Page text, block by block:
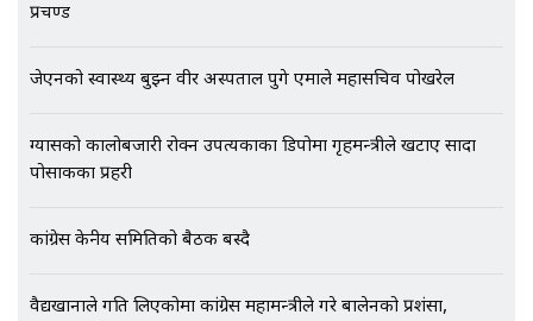
गायब || Everest Hospital
प्रचण्ड
जेएनको स्वास्थ्य बुझ्न वीर अस्पताल पुगे एमाले महासचिव पोखरेल
ग्यासको कालोबजारी रोक्न उपत्यकाका डिपोमा गृहमन्त्रीले खटाए सादा
पोसाकका प्रहरी
कांग्रेस केन्द्रीय समितिको बैठक बस्दै
वैद्यखानाले गति लिएकोमा कांग्रेस महामन्त्रीले गरे बालेनको प्रशंसा,